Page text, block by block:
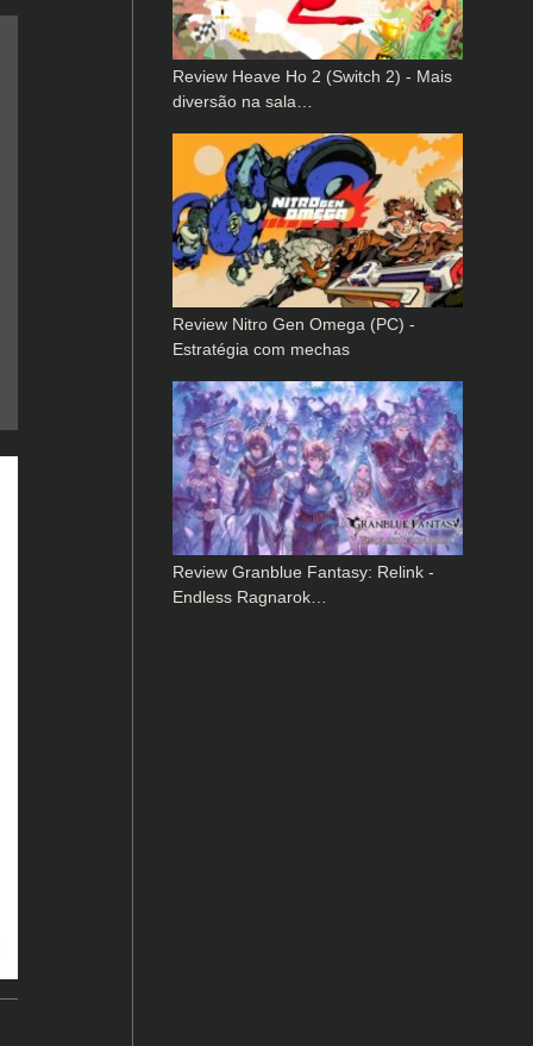
Review Heave Ho 2 (Switch 2) - Mais
diversão na sala…
Review Nitro Gen Omega (PC) -
Estratégia com mechas
Review Granblue Fantasy: Relink -
Endless Ragnarok…